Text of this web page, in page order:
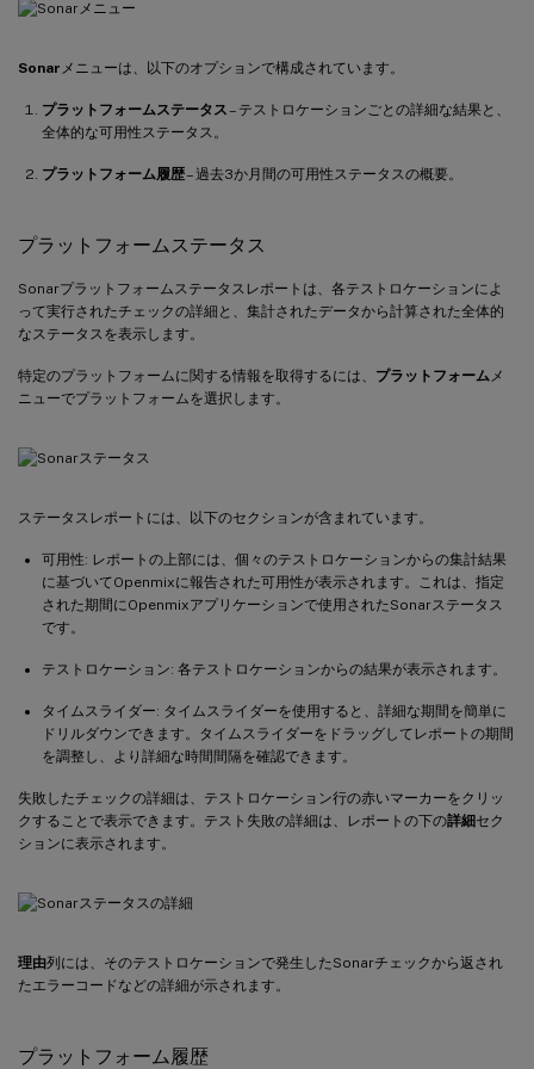
Sonar メニューは、以下のオプションで構成されています。
プラットフォームステータス– テストロケーションごとの詳細な結果と、
全体的な可用性ステータス。
プラットフォーム履歴– 過去3か月間の可用性ステータスの概要。
プラットフォームステータス
Sonarプラットフォームステータスレポートは、各テストロケーションによ
って実行されたチェックの詳細と、集計されたデータから計算された全体的
なステータスを表示します。
特定のプラットフォームに関する情報を取得するには、 プラットフォーム メ
ニューでプラットフォームを選択します。
ステータスレポートには、以下のセクションが含まれています。
可用性: レポートの上部には、個々のテストロケーションからの集計結果
に基づいてOpenmixに報告された可用性が表示されます。これは、指定
された期間にOpenmixアプリケーションで使用されたSonarステータス
です。
テストロケーション: 各テストロケーションからの結果が表示されます。
タイムスライダー: タイムスライダーを使用すると、詳細な期間を簡単に
ドリルダウンできます。タイムスライダーをドラッグしてレポートの期間
を調整し、より詳細な時間間隔を確認できます。
失敗したチェックの詳細は、テストロケーション行の赤いマーカーをクリッ
クすることで表示できます。テスト失敗の詳細は、レポートの下の詳細セク
ションに表示されます。
理由列には、そのテストロケーションで発生したSonarチェックから返され
たエラーコードなどの詳細が示されます。
プラットフォーム履歴